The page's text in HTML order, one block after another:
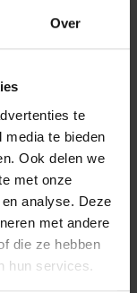
Over
te
te bieden
Ook delen we
met onze
analyse. Deze
met andere
die ze hebben
hun services.